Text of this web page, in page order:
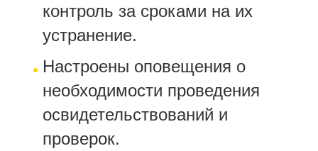
контроль за сроками на их
устранение.
Настроены оповещения о
необходимости проведения
освидетельствований и
проверок.